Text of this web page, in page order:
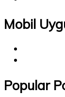
Mobil
Popular